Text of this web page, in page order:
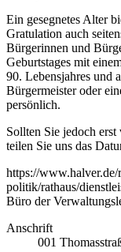
Ein gesegnetes Alter
Gratulation auch
Bürgerinnen und
Geburtstages mit
90. Lebensjahres und
Bürgermeister oder
persönlich.
Sollten Sie jedoch
teilen Sie uns das
https://
politik/rathaus/
Büro der
Anschrift
001